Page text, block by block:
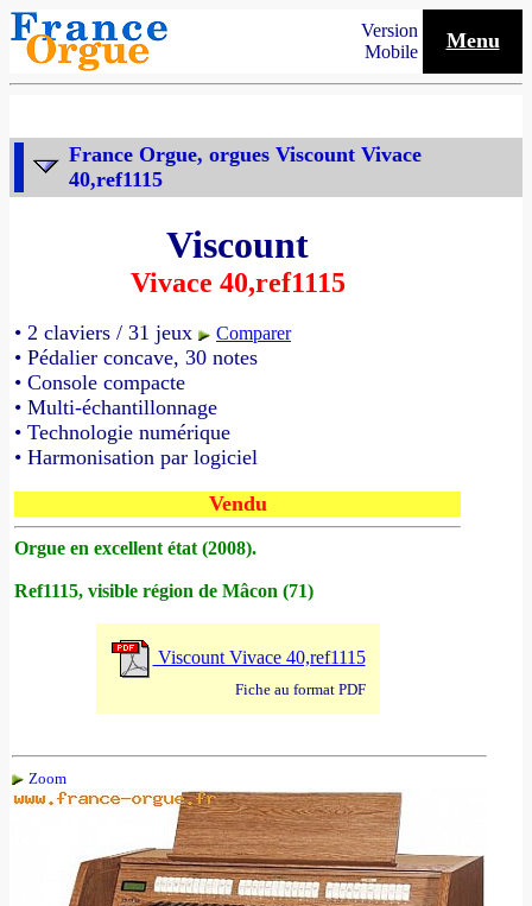
Version
Mobile
Menu
France Orgue, orgues Viscount Vivace
40,ref1115
Viscount
Vivace 40,ref1115
• 2 claviers / 31 jeux Comparer
• Pédalier concave, 30 notes
• Console compacte
• Multi-échantillonnage
• Technologie numérique
• Harmonisation par logiciel
Vendu
Orgue en excellent état (2008).
Ref1115, visible région de Mâcon (71)
Viscount Vivace 40,ref1115
Fiche au format PDF
Zoom